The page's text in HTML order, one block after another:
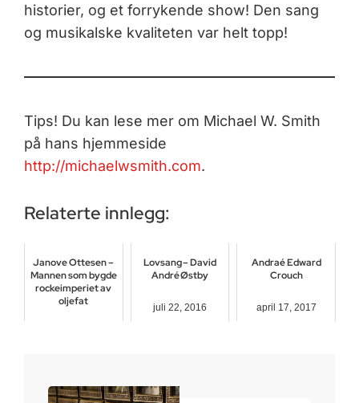
historier, og et forrykende show! Den sang
og musikalske kvaliteten var helt topp!
Tips! Du kan lese mer om Michael W. Smith
på hans hjemmeside
http://michaelwsmith.com.
Relaterte innlegg:
Janove Ottesen –
Mannen som bygde
rockeimperiet av
oljefat
Lovsang – David
André Østby
juli 22, 2016
Andraé Edward
Crouch
april 17, 2017